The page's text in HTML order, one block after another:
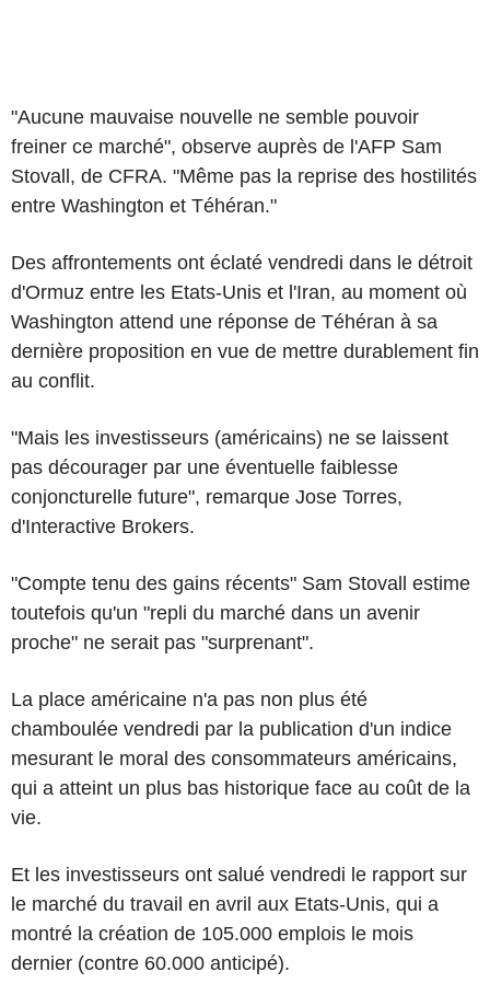
"Aucune mauvaise nouvelle ne semble pouvoir
freiner ce marché", observe auprès de l'AFP Sam
Stovall, de CFRA. "Même pas la reprise des hostilités
entre Washington et Téhéran."
Des affrontements ont éclaté vendredi dans le détroit
d'Ormuz entre les Etats-Unis et l'Iran, au moment où
Washington attend une réponse de Téhéran à sa
dernière proposition en vue de mettre durablement fin
au conflit.
"Mais les investisseurs (américains) ne se laissent
pas décourager par une éventuelle faiblesse
conjoncturelle future", remarque Jose Torres,
d'Interactive Brokers.
"Compte tenu des gains récents" Sam Stovall estime
toutefois qu'un "repli du marché dans un avenir
proche" ne serait pas "surprenant".
La place américaine n'a pas non plus été
chamboulée vendredi par la publication d'un indice
mesurant le moral des consommateurs américains,
qui a atteint un plus bas historique face au coût de la
vie.
Et les investisseurs ont salué vendredi le rapport sur
le marché du travail en avril aux Etats-Unis, qui a
montré la création de 105.000 emplois le mois
dernier (contre 60.000 anticipé).